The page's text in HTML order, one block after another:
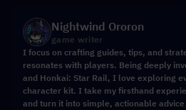
Nightwind Ororon
game writer
I focus on crafting guides, tips, and
resonates with players. Being deeply
and Honkai: Star Rail, I love exploring
character kit. I take my firsthand
and turn it into simple, actionable